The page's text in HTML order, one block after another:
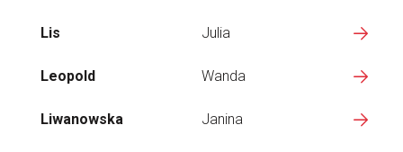
Lis Julia
Leopold Wanda
Liwanowska Janina